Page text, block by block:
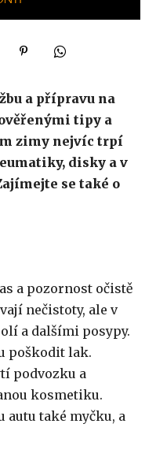
a přípravu na
tipy a
zimy nejvíc trpí
disky a v
se také o
a pozornost očistě
nečistoty, ale v
a dalšími posypy.
poškodit lak.
podvozku a
kosmetiku.
autu také myčku, a